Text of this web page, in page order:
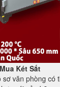
Két Sắt
văn phòng có